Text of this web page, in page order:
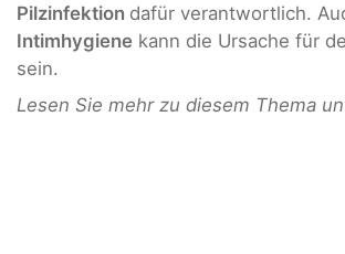
Pilzinfektion dafür verantwortlich.
Intimhygiene kann die Ursache für
sein.
Lesen Sie mehr zu diesem Thema